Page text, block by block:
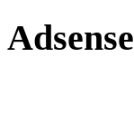
Adsense